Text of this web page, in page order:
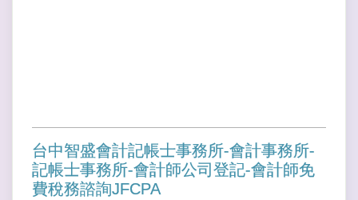
台中智盛會計記帳士事務所-會計事務所-
記帳士事務所-會計師公司登記-會計師免
費稅務諮詢JFCPA